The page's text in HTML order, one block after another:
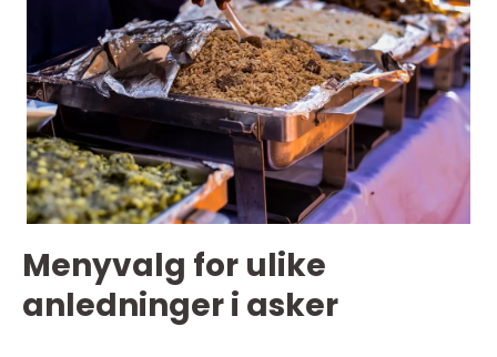
Menyvalg for ulike
anledninger i asker